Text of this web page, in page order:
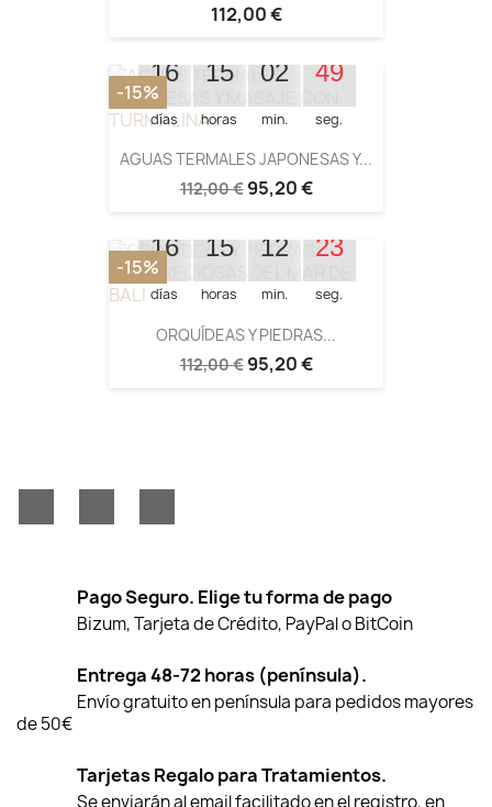
112,00 €
Quedan:
16
días
15
horas
02
min.
48
seg.
AGUAS TERMALES JAPONESAS Y...
112,00 € 95,20 €
-15%
Quedan:
16
días
15
horas
12
min.
22
seg.
ORQUÍDEAS Y PIEDRAS...
112,00 € 95,20 €
-15%
Pago Seguro. Elige tu forma de pago
Bizum, Tarjeta de Crédito, PayPal o BitCoin
Entrega 48-72 horas (península).
Envío gratuito en península para pedidos mayores
de 50€
Tarjetas Regalo para Tratamientos.